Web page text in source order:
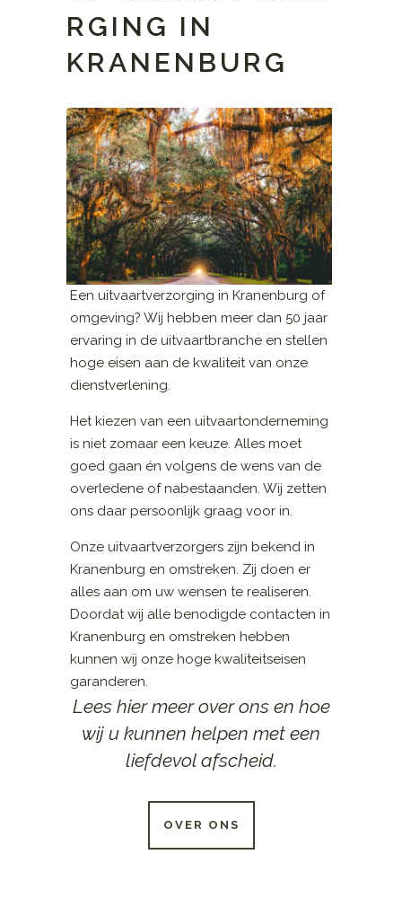
RGING IN
KRANENBURG
Een uitvaartverzorging in Kranenburg of
omgeving? Wij hebben meer dan 50 jaar
ervaring in de uitvaartbranche en stellen
hoge eisen aan de kwaliteit van onze
dienstverlening.
Het kiezen van een uitvaartonderneming
is niet zomaar een keuze. Alles moet
goed gaan én volgens de wens van de
overledene of nabestaanden. Wij zetten
ons daar persoonlijk graag voor in.
Onze uitvaartverzorgers zijn bekend in
Kranenburg en omstreken. Zij doen er
alles aan om uw wensen te realiseren.
Doordat wij alle benodigde contacten in
Kranenburg en omstreken hebben
kunnen wij onze hoge kwaliteitseisen
garanderen.
Lees hier meer over ons en hoe
wij u kunnen helpen met een
liefdevol afscheid.
OVER ONS